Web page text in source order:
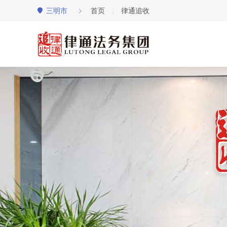
 三明市 首页 律通追收